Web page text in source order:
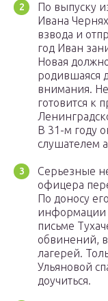
По выпуску
Ивана
взвода и
год Иван
Новая
родившаяся
внимания.
готовится к
В 31-м году
слушателем
Серьезные
офицера
По доносу
информации
письме
обвинений, в
лагерей.
Ульяновой
доучиться.